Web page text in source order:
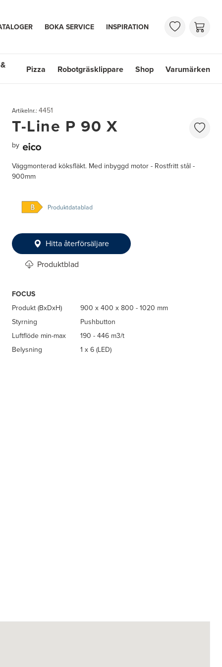
BOKA SERVICE INSPIRATION
Pizza Robotgräsklippare Shop Varumärken
Artikelnr.: 4451
T-Line P 90 X
by
Väggmonterad köksfläkt. Med inbyggd motor - Rostfritt stål -
900mm
Produktdatablad
Hitta återförsäljare
Produktblad
FOCUS
Produkt (BxDxH)
900 x 400 x 800 - 1020 mm
Styrning
Pushbutton
Luftflöde min-max
190 - 446 m3/t
Belysning
1 x 6 (LED)